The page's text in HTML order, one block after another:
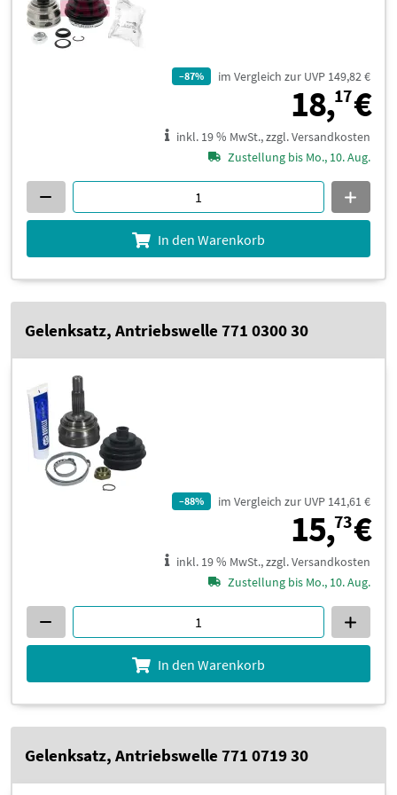
–87% im Vergleich zur UVP 149,82 €
18,17€
inkl. 19 % MwSt., zzgl. Versandkosten
Zustellung bis Mo., 10. Aug.
In den Warenkorb
Gelenksatz, Antriebswelle 771 0300 30
–88% im Vergleich zur UVP 141,61 €
15,73€
inkl. 19 % MwSt., zzgl. Versandkosten
Zustellung bis Mo., 10. Aug.
In den Warenkorb
Gelenksatz, Antriebswelle 771 0719 30